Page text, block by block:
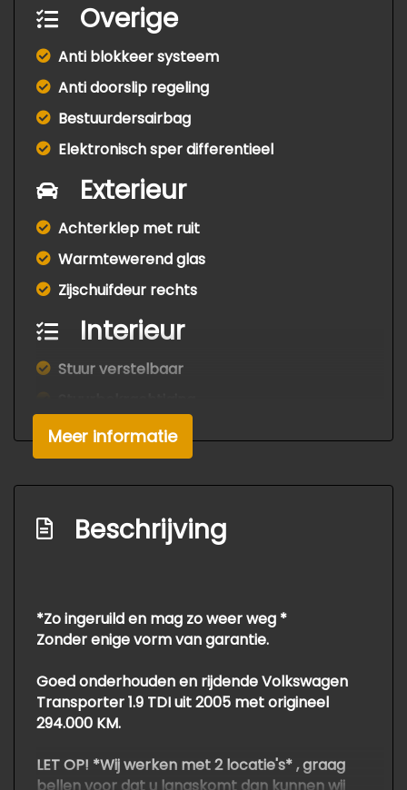
Overige
Anti blokkeer systeem
Anti doorslip regeling
Bestuurdersairbag
Elektronisch sper differentieel
Exterieur
Achterklep met ruit
Warmtewerend glas
Zijschuifdeur rechts
Interieur
Stuur verstelbaar
Meer informatie
Beschrijving
*Zo ingeruild en mag zo weer weg *
Zonder enige vorm van garantie.
Goed onderhouden en rijdende Volkswagen
Transporter 1.9 TDI uit 2005 met origineel
294.000 KM.
LET OP! *Wij werken met 2 locatie's* , graag